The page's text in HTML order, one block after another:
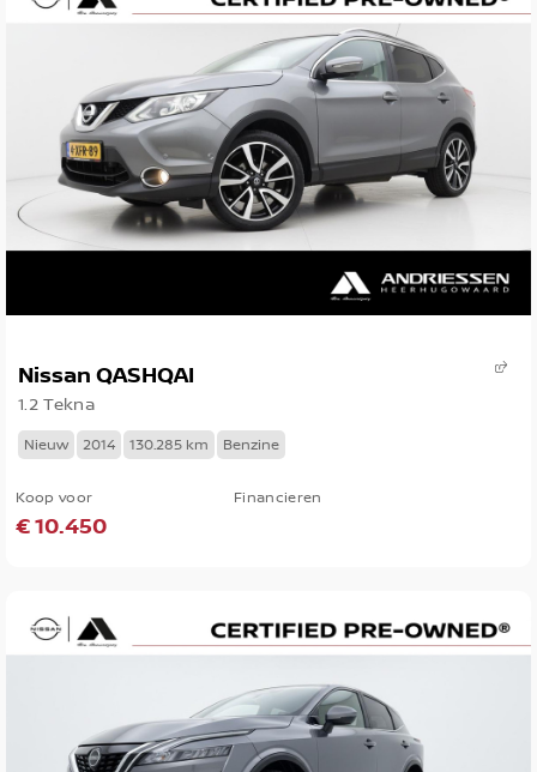
Nissan QASHQAI
1.2 Tekna
Nieuw 2014 130.285 km Benzine
Koop voor
€ 10.450
Financieren